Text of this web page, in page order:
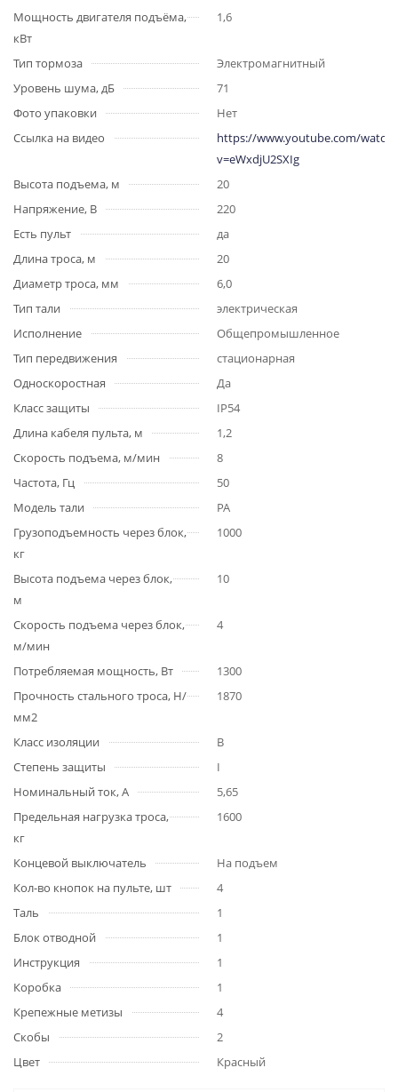
Мощность двигателя подъёма,
кВт
1,6
Тип тормоза
Электромагнитный
Уровень шума, дБ
71
Фото упаковки
Нет
Ссылка на видео
https://www.youtube.com/watch?
v=eWxdjU2SXIg
Высота подъема, м
20
Напряжение, В
220
Есть пульт
да
Длина троса, м
20
Диаметр троса, мм
6,0
Тип тали
электрическая
Исполнение
Общепромышленное
Тип передвижения
стационарная
Односкоростная
Да
Класс защиты
IP54
Длина кабеля пульта, м
1,2
Скорость подъема, м/мин
8
Частота, Гц
50
Модель тали
РА
Грузоподъемность через блок,
кг
1000
Высота подъема через блок,
м
10
Скорость подъема через блок,
м/мин
4
Потребляемая мощность, Вт
1300
Прочность стального троса, Н/
мм2
1870
Класс изоляции
В
Степень защиты
I
Номинальный ток, А
5,65
Предельная нагрузка троса,
кг
1600
Концевой выключатель
На подъем
Кол-во кнопок на пульте, шт
4
Таль
1
Блок отводной
1
Инструкция
1
Коробка
1
Крепежные метизы
4
Скобы
2
Цвет
Красный